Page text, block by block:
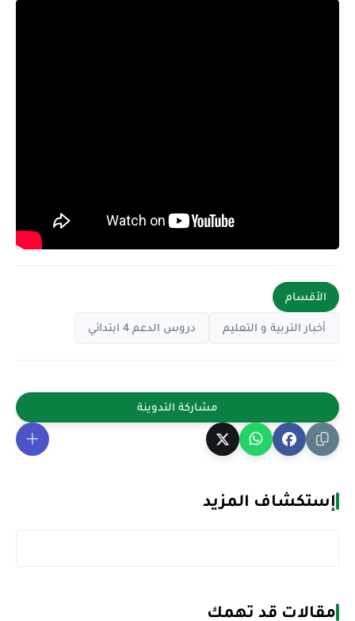
الأقسام
أخبار التربية و التعليم دروس الدعم 4 ابتدائي
إستكشاف المزيد
مقالات قد تهمك